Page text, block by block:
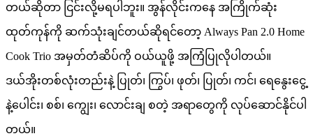
တယ်ဆိုတာ ငြင်းလို့မရပါဘူး။ အွန်လိုင်းကနေ အကြိုက်ဆုံး
ထုတ်ကုန်ကို ဆက်သုံးချင်တယ်ဆိုရင်တော့ Always Pan 2.0 Home
Cook Trio အမှတ်တံဆိပ်ကို ဝယ်ယူဖို့ အကြံပြုလိုပါတယ်။
ဒယ်အိုးတစ်လုံးတည်းနဲ့ ပြုတ်၊ ကြွပ်၊ ဖုတ်၊ ပြုတ်၊ ကင်၊ ရေနွေးငွေ့
နဲ့ပေါင်း၊ စစ်၊ ကျွေး၊ လောင်းချ စတဲ့ အရာတွေကို လုပ်ဆောင်နိုင်ပါ
တယ်။